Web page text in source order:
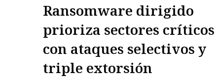
Ransomware dirigido
prioriza sectores críticos
con ataques selectivos y
triple extorsión